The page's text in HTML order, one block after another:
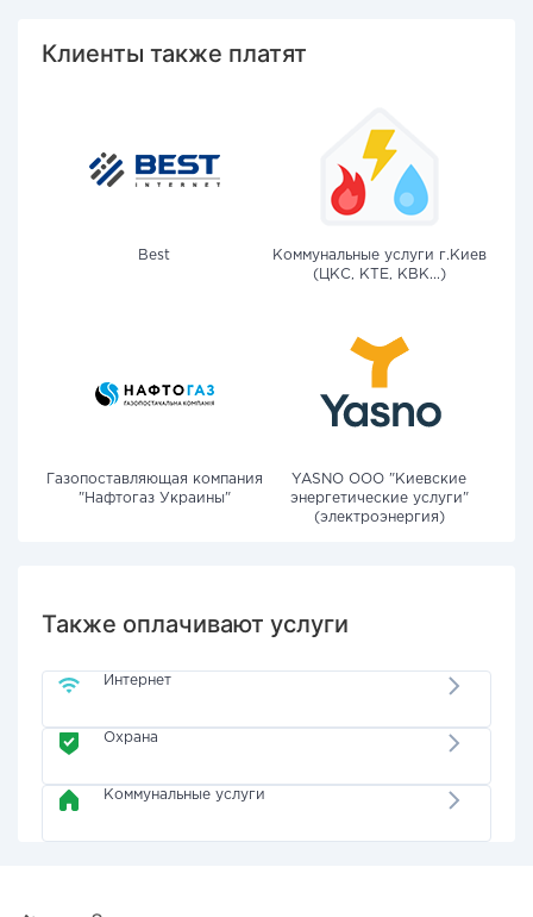
Клиенты также платят
Best
Коммунальные услуги г.Киев
(ЦКС, КТЕ, КВК...)
Газопоставляющая компания
"Нафтогаз Украины"
YASNO OOO "Киевские
энергетические услуги"
(электроэнергия)
Также оплачивают услуги
Интернет
Охрана
Коммунальные услуги